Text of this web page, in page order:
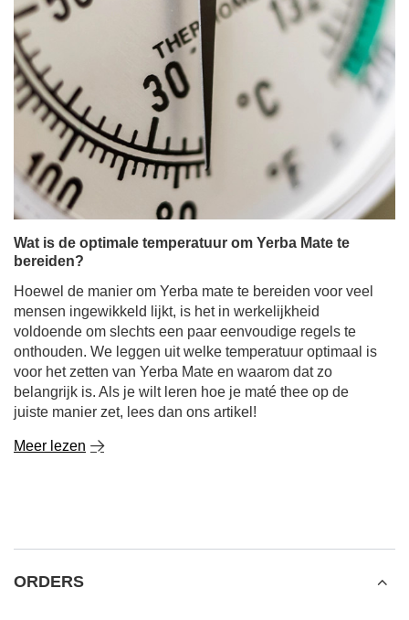
Wat is de optimale temperatuur om Yerba Mate te
bereiden?
Hoewel de manier om Yerba mate te bereiden voor veel
mensen ingewikkeld lijkt, is het in werkelijkheid
voldoende om slechts een paar eenvoudige regels te
onthouden. We leggen uit welke temperatuur optimaal is
voor het zetten van Yerba Mate en waarom dat zo
belangrijk is. Als je wilt leren hoe je maté thee op de
juiste manier zet, lees dan ons artikel!
Meer lezen
ORDERS